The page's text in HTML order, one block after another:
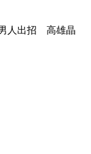
人出招 高雄晶